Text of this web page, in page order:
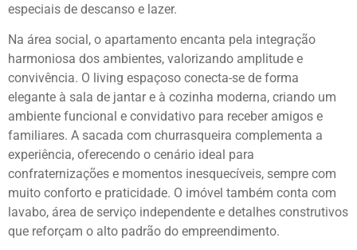
especiais de descanso e lazer.
Na área social, o apartamento encanta pela integração
harmoniosa dos ambientes, valorizando amplitude e
convivência. O living espaçoso conecta-se de forma
elegante à sala de jantar e à cozinha moderna, criando um
ambiente funcional e convidativo para receber amigos e
familiares. A sacada com churrasqueira complementa a
experiência, oferecendo o cenário ideal para
confraternizações e momentos inesquecíveis, sempre com
muito conforto e praticidade. O imóvel também conta com
lavabo, área de serviço independente e detalhes construtivos
que reforçam o alto padrão do empreendimento.